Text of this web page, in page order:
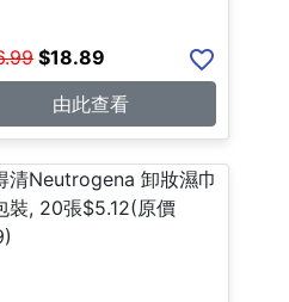
$18.89
由此查看